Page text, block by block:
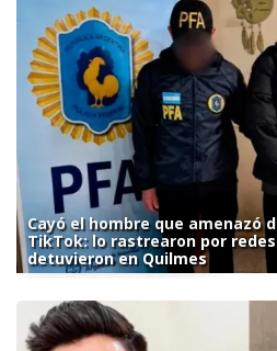
Cayó el hombre que amenazó
TikTok: lo rastrearon por
detuvieron en Quilmes